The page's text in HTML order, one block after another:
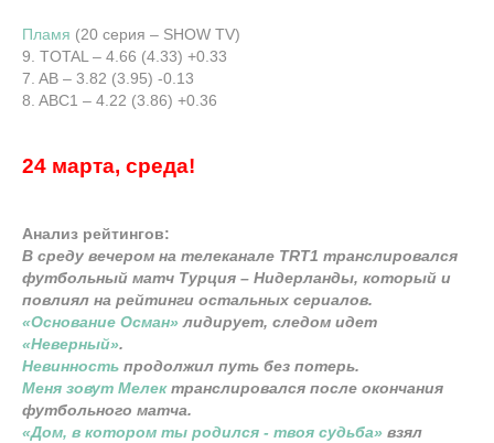
Пламя (20 серия – SHOW TV)
9. TOTAL – 4.66 (4.33) +0.33
7. AB – 3.82 (3.95) -0.13
8. ABC1 – 4.22 (3.86) +0.36
24 марта, среда!
Анализ рейтингов:
В среду вечером на телеканале TRT1 транслировался
футбольный матч Турция – Нидерланды, который и
повлиял на рейтинги остальных сериалов.
«Основание Осман» лидирует, следом идет
«Неверный».
Невинность продолжил путь без потерь.
Меня зовут Мелектранслировался после окончания
футбольного матча.
«Дом, в котором ты родился - твоя судьба» взял